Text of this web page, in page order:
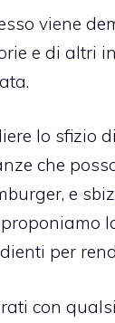
viene
e di altri
lo sfizio
che
e
per
con